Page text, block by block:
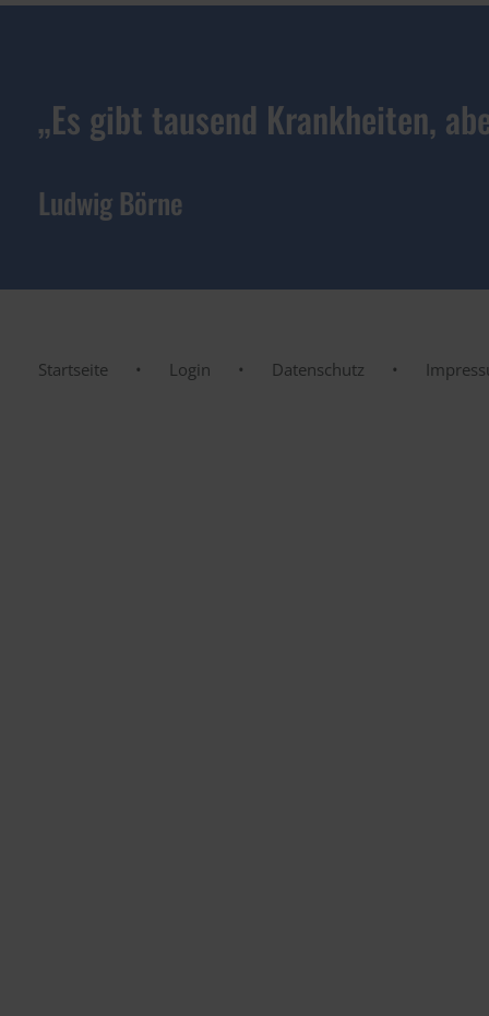
„Es gibt tausend Krankheiten,
Ludwig Börne
Startseite Login Datenschutz